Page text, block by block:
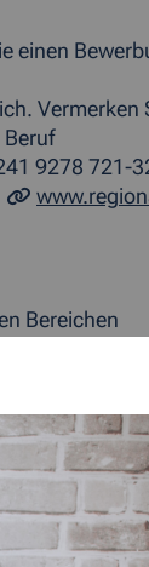
Vermerken
721-
Bereichen